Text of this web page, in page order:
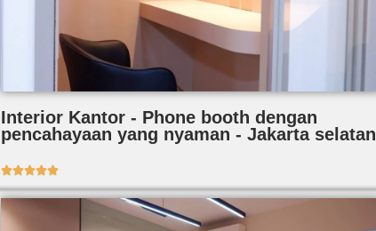
Interior Kantor - Phone booth dengan
pencahayaan yang nyaman - Jakarta selatan
